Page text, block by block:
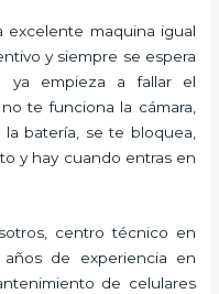
excelente maquina igual
y siempre se espera
ya empieza a fallar el
te funciona la cámara,
batería, se te bloquea,
y hay cuando entras en
centro técnico en
de experiencia en
de celulares